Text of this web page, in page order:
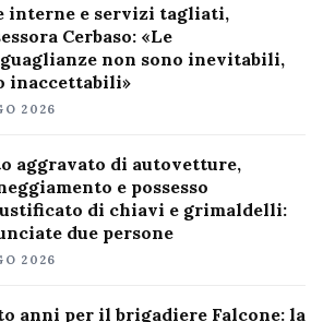
interne e servizi tagliati,
Cerbaso: «Le
non sono inevitabili,
inaccettabili»
2026
aggravato di autovetture,
e possesso
di chiavi e grimaldelli:
due persone
2026
anni per il brigadiere Falcone: la